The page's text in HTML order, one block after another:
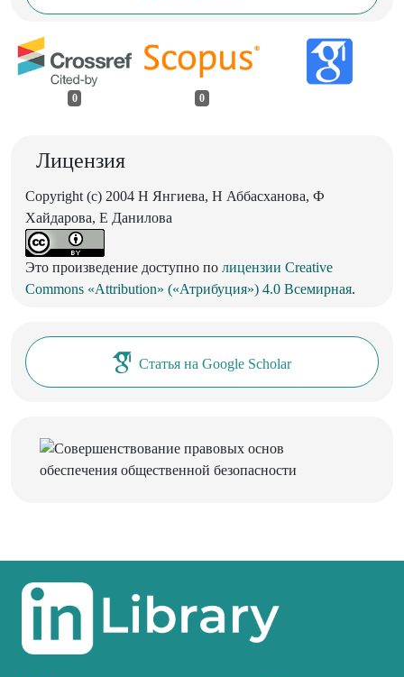
0 0
Лицензия
Copyright (c) 2004 Н Янгиева, Н Аббасханова, Ф
Хайдарова, Е Данилова
Это произведение доступно по лицензии Creative
Commons «Attribution» («Атрибуция») 4.0 Всемирная.
Статья на Google Scholar